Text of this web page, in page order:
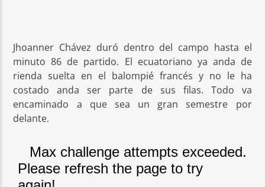
Jhoanner Chávez duró dentro del campo hasta el
minuto 86 de partido. El ecuatoriano ya anda de
rienda suelta en el balompié francés y no le ha
costado anda ser parte de sus filas. Todo va
encaminado a que sea un gran semestre por
delante.